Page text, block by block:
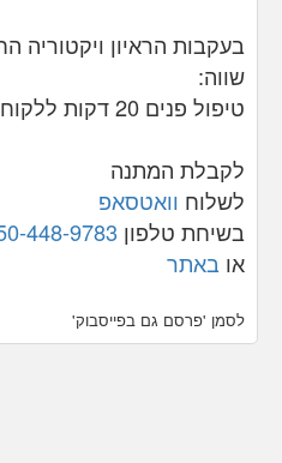
בעקבות הראיון ויקטוריה
שווה:
טיפול פנים 20 דקות
לקבלת המתנה
לשלוח וואטסאפ
בשיחת טלפון
או באתר
לסמן 'פרסם גם בפייסבוק'